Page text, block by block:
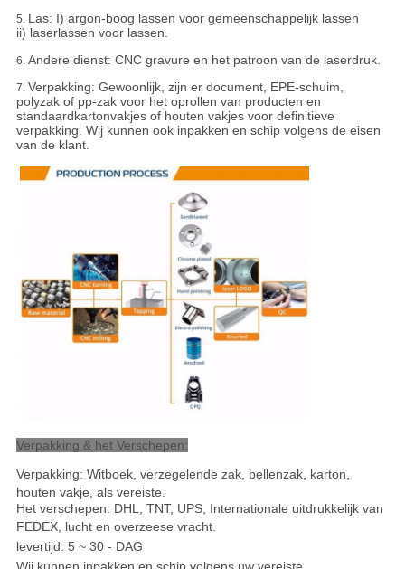
5. Las: I) argon-boog lassen voor gemeenschappelijk lassen
ii) laserlassen voor lassen.
6. Andere dienst: CNC gravure en het patroon van de laserdruk.
7. Verpakking: Gewoonlijk, zijn er document, EPE-schuim,
polyzak of pp-zak voor het oprollen van producten en
standaardkartonvakjes of houten vakjes voor definitieve
verpakking. Wij kunnen ook inpakken en schip volgens de eisen
van de klant.
Verpakking & het Verschepen:
Verpakking: Witboek, verzegelende zak, bellenzak, karton,
houten vakje, als vereiste.
Het verschepen: DHL, TNT, UPS, Internationale uitdrukkelijk van
FEDEX, lucht en overzeese vracht.
levertijd: 5 ~ 30 - DAG